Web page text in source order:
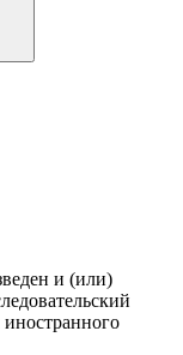
и (или)
иностранного